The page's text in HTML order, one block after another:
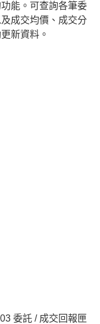
能。可查詢各筆委
成交均價、成交分
新資料。
委託 / 成交回報匣